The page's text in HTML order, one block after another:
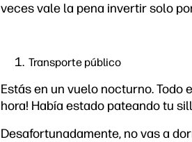
veces vale la pena invertir solo
Transporte público
Estás en un vuelo nocturno. Todo
hora! Había estado pateando tu
Desafortunadamente, no vas a